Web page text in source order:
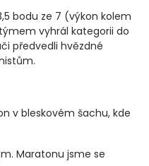
bodu ze 7 (výkon kolem
vyhrál kategorii do
předvedli hvězdné
v bleskovém šachu, kde
Maratonu jsme se